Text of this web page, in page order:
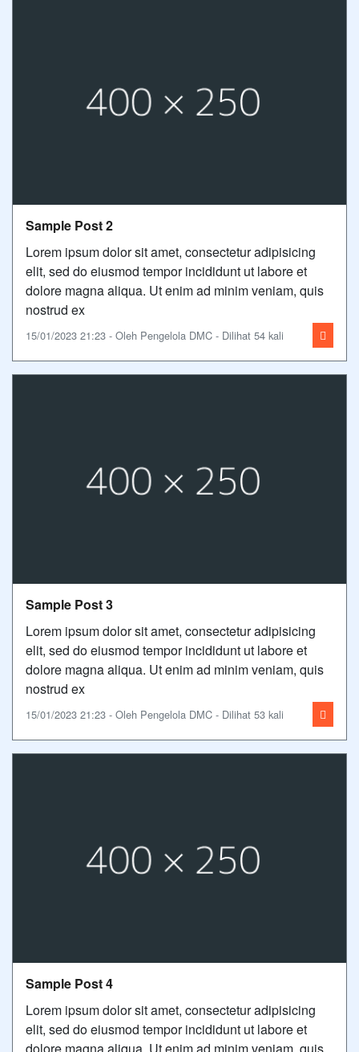
Sample Post 2
Lorem ipsum dolor sit amet, consectetur adipisicing
elit, sed do eiusmod tempor incididunt ut labore et
dolore magna aliqua. Ut enim ad minim veniam, quis
nostrud ex
15/01/2023 21:23 - Oleh Pengelola DMC - Dilihat 54 kali
Sample Post 3
Lorem ipsum dolor sit amet, consectetur adipisicing
elit, sed do eiusmod tempor incididunt ut labore et
dolore magna aliqua. Ut enim ad minim veniam, quis
nostrud ex
15/01/2023 21:23 - Oleh Pengelola DMC - Dilihat 53 kali
Sample Post 4
Lorem ipsum dolor sit amet, consectetur adipisicing
elit, sed do eiusmod tempor incididunt ut labore et